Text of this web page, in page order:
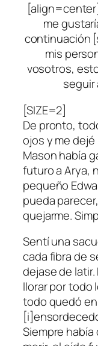
me
continuación
mis
vosotros,
[SIZE=2]
De pronto,
ojos y me dejé
Mason había
futuro a Arya,
pequeño
pueda
quejarme.
Sentí una
cada fibra de
dejase de
llorar por todo
todo quedó
Siempre